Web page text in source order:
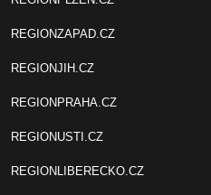
REGIONZAPAD.CZ
REGIONJIH.CZ
REGIONPRAHA.CZ
REGIONUSTI.CZ
REGIONLIBERECKO.CZ